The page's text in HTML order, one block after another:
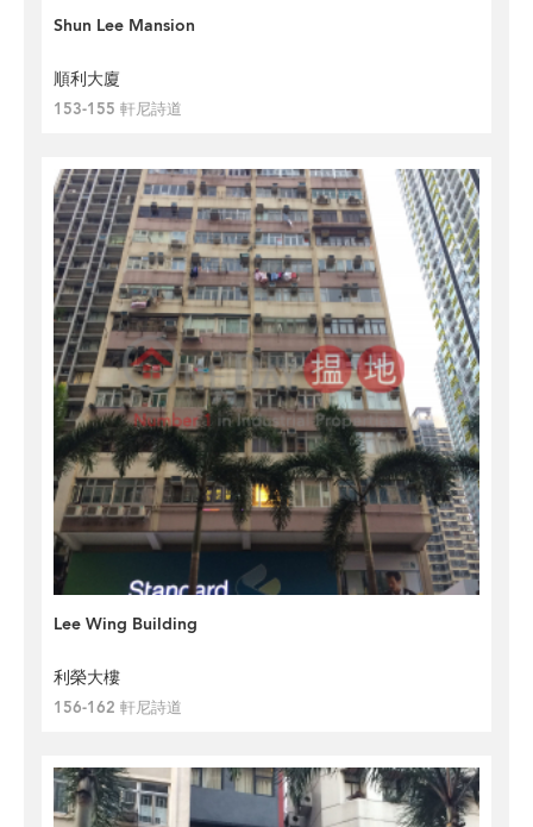
Shun Lee Mansion
順利大廈
153-155 軒尼詩道
Lee Wing Building
利榮大樓
156-162 軒尼詩道